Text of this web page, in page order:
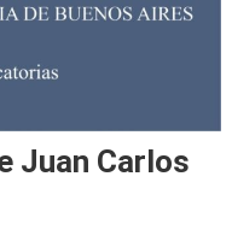
Juan Carlos